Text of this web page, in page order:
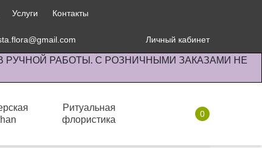
Услуги Контакты
Личный кабинет
РАБОТЫ. С РОЗНИЧНЫМИ ЗАКАЗАМИ НЕ
Ритуальная
флористика
0